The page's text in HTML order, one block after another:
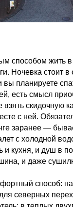
способом жить в
Ночевка стоит
вы планируете
есть смысл
взять скидочную
с ней.
заранее —
с холодной
и кухня, и душ в
и даже
способ:
северных